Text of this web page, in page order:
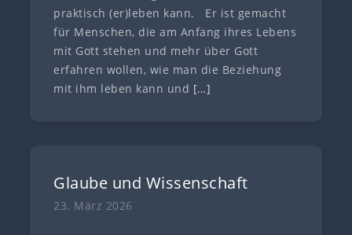
praktisch (er)leben kann. Er ist gemacht
für Menschen, die am Anfang ihres Lebens
mit Gott stehen und mehr über Gott
erfahren wollen, wie man die Beziehung
mit ihm leben kann und […]
Glaube und Wissenschaft
23. März 2026